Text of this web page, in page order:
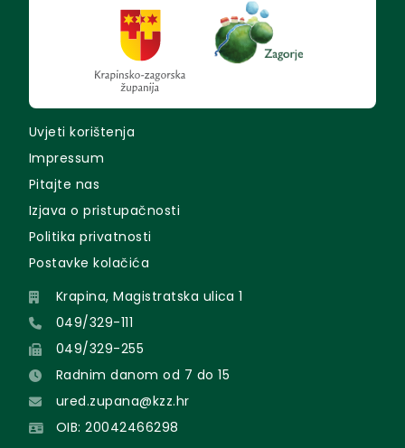
Uvjeti korištenja
Impressum
Pitajte nas
Izjava o pristupačnosti
Politika privatnosti
Postavke kolačića
Krapina, Magistratska ulica 1
049/329-111
049/329-255
Radnim danom od 7 do 15
ured.zupana@kzz.hr
OIB: 20042466298